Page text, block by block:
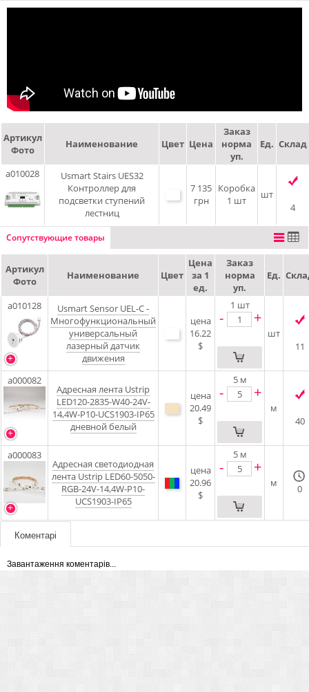
Артикул
Фото
Наименование Цвет Цена
Заказ
норма
уп.
Ед. Склад
a010028
Usmart Stairs UES32
Контроллер для
подсветки ступений
лестниц
7 135
грн
Коробка
1 шт
шт
4
Сопутствующие товары
Артикул
Фото
Наименование Цвет
Цена
за 1
ед.
Заказ
норма
уп.
Ед.
a010128
Usmart Sensor UEL-C -
Многофункциональный
универсальный
лазерный датчик
движения
цена
16.22
$
1 шт
- +
шт
11
a000082
Адресная лента Ustrip
LED120-2835-W40-24V-
14,4W-P10-UCS1903-IP65
дневной белый
цена
20.49
$
5 м
- +
м
40
a000083
Адресная светодиодная
лента Ustrip LED60-5050-
RGB-24V-14,4W-P10-
UCS1903-IP65
цена
20.96
$
5 м
- +
м 0
Коментарі
Завантаження коментарів...